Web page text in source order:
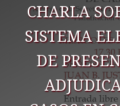
CHARLA
SISTEMA
DE